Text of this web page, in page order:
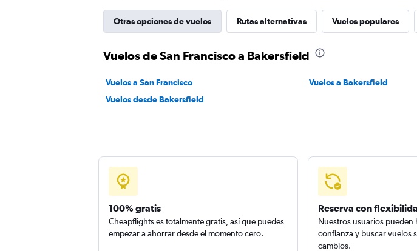
Otras opciones de vuelos Rutas alternativas Vuelos populares
Vuelos de San Francisco a Bakersfield
Vuelos a San Francisco Vuelos a Bakersfield
Vuelos desde Bakersfield
100% gratis
Cheapflights es totalmente gratis, así que puedes
empezar a ahorrar desde el momento cero.
Reserva con
Nuestros usuarios pueden
confianza y buscar vuelos
cambios.